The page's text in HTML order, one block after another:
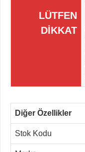
LÜTFEN
DİKKAT
Diğer Özellikler
Stok Kodu